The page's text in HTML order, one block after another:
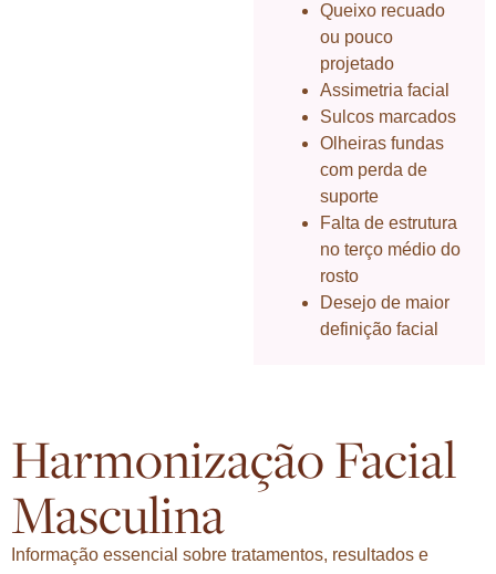
Queixo recuado
ou pouco
projetado
Assimetria facial
Sulcos marcados
Olheiras fundas
com perda de
suporte
Falta de estrutura
no terço médio do
rosto
Desejo de maior
definição facial
Harmonização Facial
Masculina
Informação essencial sobre tratamentos, resultados e